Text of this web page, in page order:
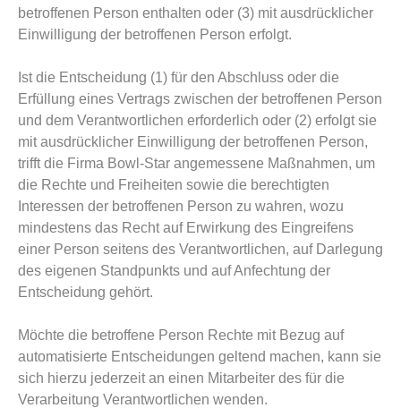
betroffenen Person enthalten oder (3) mit ausdrücklicher
Einwilligung der betroffenen Person erfolgt.
Ist die Entscheidung (1) für den Abschluss oder die
Erfüllung eines Vertrags zwischen der betroffenen Person
und dem Verantwortlichen erforderlich oder (2) erfolgt sie
mit ausdrücklicher Einwilligung der betroffenen Person,
trifft die Firma Bowl-Star angemessene Maßnahmen, um
die Rechte und Freiheiten sowie die berechtigten
Interessen der betroffenen Person zu wahren, wozu
mindestens das Recht auf Erwirkung des Eingreifens
einer Person seitens des Verantwortlichen, auf Darlegung
des eigenen Standpunkts und auf Anfechtung der
Entscheidung gehört.
Möchte die betroffene Person Rechte mit Bezug auf
automatisierte Entscheidungen geltend machen, kann sie
sich hierzu jederzeit an einen Mitarbeiter des für die
Verarbeitung Verantwortlichen wenden.